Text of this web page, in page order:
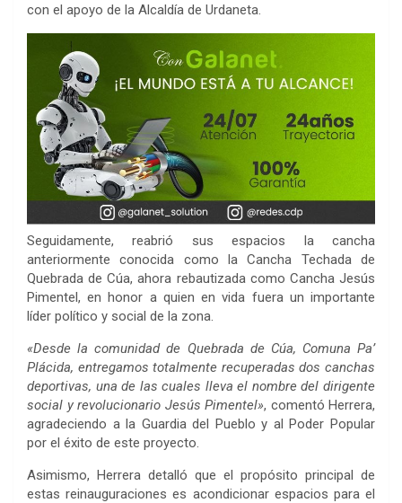
con el apoyo de la Alcaldía de Urdaneta.
Seguidamente, reabrió sus espacios la cancha
anteriormente conocida como la Cancha Techada de
Quebrada de Cúa, ahora rebautizada como Cancha Jesús
Pimentel, en honor a quien en vida fuera un importante
líder político y social de la zona.
«Desde la comunidad de Quebrada de Cúa, Comuna Pa’
Plácida, entregamos totalmente recuperadas dos canchas
deportivas, una de las cuales lleva el nombre del dirigente
social y revolucionario Jesús Pimentel», comentó Herrera,
agradeciendo a la Guardia del Pueblo y al Poder Popular
por el éxito de este proyecto.
Asimismo, Herrera detalló que el propósito principal de
estas reinauguraciones es acondicionar espacios para el